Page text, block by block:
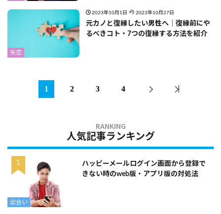
失恋
2023年10月1日 2023年10月27日
元カノと復縁したい男性へ｜復縁前にや
るべきコト・7つの復縁する方法を紹介
1 2 3 4
人気記事ランキング
出会い
ハッピーメールログイン画面から登録で
きない時のweb版・アプリ版の対処法